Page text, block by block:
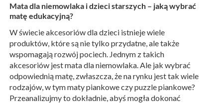
Mata dla niemowlaka i dzieci starszych – jaką wybrać
matę edukacyjną?
W świecie akcesoriów dla dzieci istnieje wiele
produktów, które są nie tylko przydatne, ale także
wspomagają rozwój pociech. Jednym z takich
akcesoriów jest mata dla niemowlaka. Ale jak wybrać
odpowiednią matę, zwłaszcza, że na rynku jest tak wiele
rodzajów, w tym maty piankowe czy puzzle piankowe?
Przeanalizujmy to dokładnie, abyś mogła dokonać